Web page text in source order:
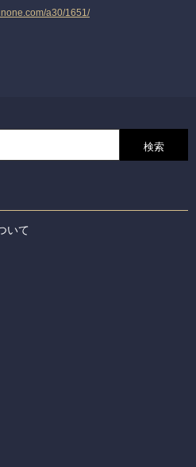
a30/1651/
いて